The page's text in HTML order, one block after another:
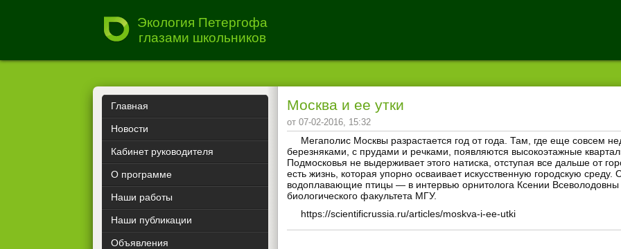
Экология Петергофа
глазами школьников
Главная
Новости
Кабинет руководителя
О программе
Наши работы
Наши публикации
Объявления
Москва и ее утки
от 07-02-2016, 15:32
Мегаполис Москвы разрастается год от года. Там, где еще совсем
березняками, с прудами и речками, появляются высокоэтажные
Подмосковья не выдерживает этого натиска, отступая все дальше от
есть жизнь, которая упорно осваивает искусственную городскую
водоплавающие птицы — в интервью орнитолога Ксении Всеволодовны
биологического факультета МГУ.
https://scientificrussia.ru/articles/moskva-i-ee-utki